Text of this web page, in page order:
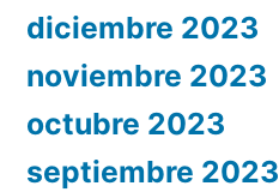
diciembre 2023
noviembre 2023
octubre 2023
septiembre 2023